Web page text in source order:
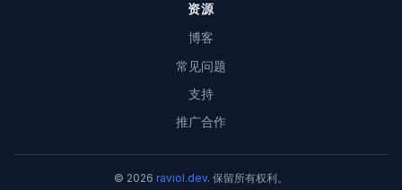
资源
博客
常见问题
支持
推广合作
© 2026 raviol.dev. 保留所有权利。